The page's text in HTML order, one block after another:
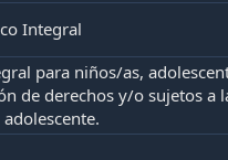
Integral
para niños/as,
de derechos y/o sujetos a